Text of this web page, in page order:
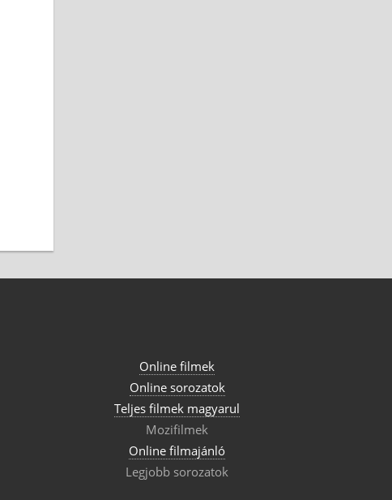
Online filmek
Online sorozatok
Teljes filmek magyarul
Mozifilmek
Online filmajánló
Legjobb sorozatok